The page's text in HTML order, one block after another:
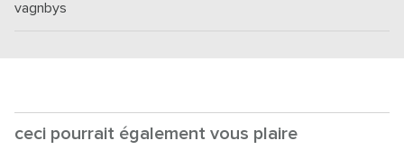
vagnbys
ceci pourrait également vous plaire